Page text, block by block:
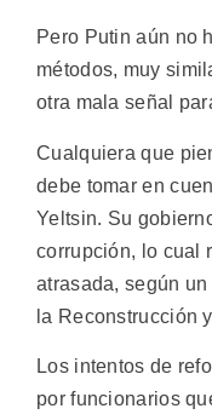
Pero Putin aún no
métodos, muy
otra mala señal
Cualquiera que
debe tomar en
Yeltsin. Su
corrupción, lo cual
atrasada, según
la Reconstrucción
Los intentos de
por funcionarios